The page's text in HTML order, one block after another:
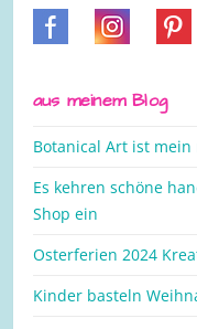
aus meinem Blog
Botanical Art ist mein
Es kehren schöne
Shop ein
Osterferien 2024
Kinder basteln